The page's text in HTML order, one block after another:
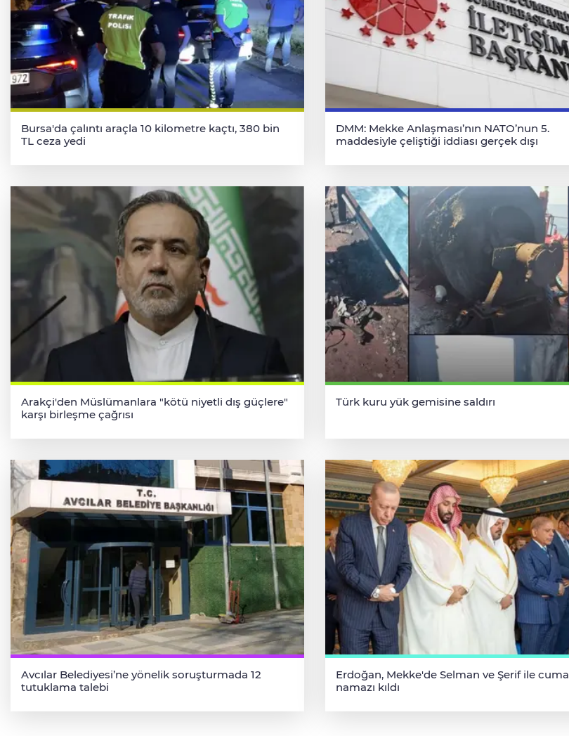
Bursa'da çalıntı araçla 10 kilometre kaçtı, 380 bin
TL ceza yedi
DMM: Mekke Anlaşması’nın NATO’nun 5.
maddesiyle çeliştiği iddiası gerçek dışı
Arakçi'den Müslümanlara "kötü niyetli dış güçlere"
karşı birleşme çağrısı
Türk kuru yük gemisine saldırı
Avcılar Belediyesi’ne yönelik soruşturmada 12
tutuklama talebi
Erdoğan, Mekke'de Selman ve Şerif ile cuma
namazı kıldı